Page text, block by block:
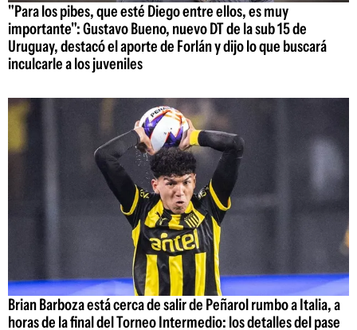
"Para los pibes, que esté Diego entre ellos, es muy
importante": Gustavo Bueno, nuevo DT de la sub 15 de
Uruguay, destacó el aporte de Forlán y dijo lo que buscará
inculcarle a los juveniles
Brian Barboza está cerca de salir de Peñarol rumbo a Italia, a
horas de la final del Torneo Intermedio: los detalles del pase